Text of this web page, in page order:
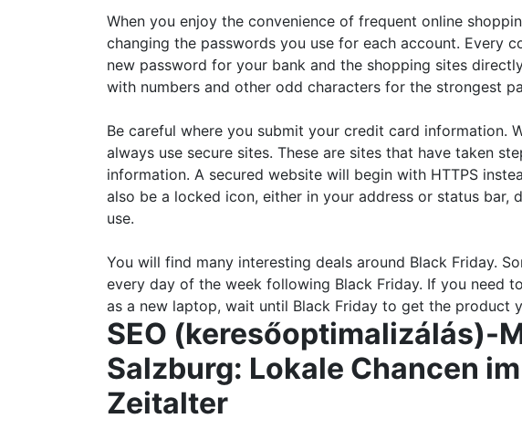
When you enjoy the convenience of frequent online
changing the passwords you use for each account. Every
new password for your bank and the shopping sites
with numbers and other odd characters for the strongest
Be careful where you submit your credit card information.
always use secure sites. These are sites that have taken
information. A secured website will begin with HTTPS
also be a locked icon, either in your address or status bar,
use.
You will find many interesting deals around Black Friday.
every day of the week following Black Friday. If you need
as a new laptop, wait until Black Friday to get the product
SEO (keresőoptimalizálás)-
Salzburg: Lokale Chancen
Zeitalter